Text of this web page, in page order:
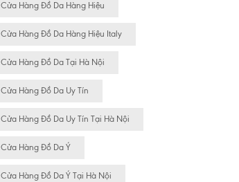
Cửa Hàng Đồ Da Hàng Hiệu
Cửa Hàng Đồ Da Hàng Hiệu Italy
Cửa Hàng Đồ Da Tại Hà Nội
Cửa Hàng Đồ Da Uy Tín
Cửa Hàng Đồ Da Uy Tín Tại Hà Nội
Cửa Hàng Đồ Da Ý
Cửa Hàng Đồ Da Ý Tại Hà Nội